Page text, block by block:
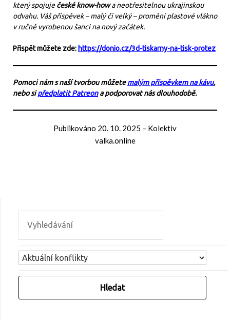
který spojuječeské know-howa neotřesitelnou ukrajinskou
odvahu. Váš příspěvek – malý či velký – promění plastové vlákno
v ručně vyrobenou šanci na nový začátek.
Přispět můžete zde: https://donio.cz/3d-tiskarny-na-tisk-protez
Pomoci nám s naší tvorbou můžetemalým příspěvkem na kávu,
nebo sipředplatit Patreona podporovat nás dlouhodobě.
Publikováno 20. 10. 2025 – Kolektiv
valka.online